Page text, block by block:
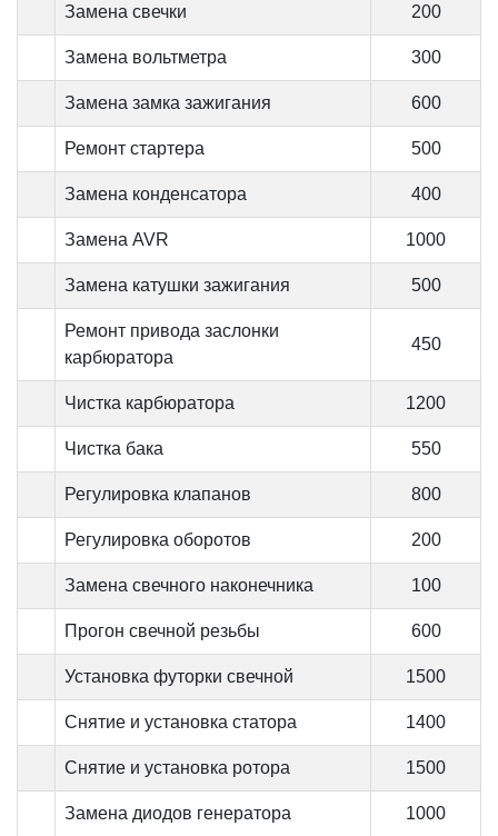
Замена свечки 200
Замена вольтметра 300
Замена замка зажигания 600
Ремонт стартера 500
Замена конденсатора 400
Замена AVR 1000
Замена катушки зажигания 500
Ремонт привода заслонки
карбюратора
450
Чистка карбюратора 1200
Чистка бака 550
Регулировка клапанов 800
Регулировка оборотов 200
Замена свечного наконечника 100
Прогон свечной резьбы 600
Установка футорки свечной 1500
Снятие и установка статора 1400
Снятие и установка ротора 1500
Замена диодов генератора 1000